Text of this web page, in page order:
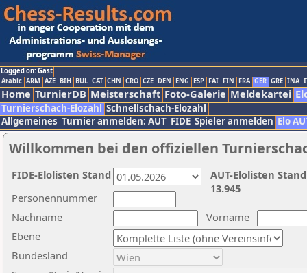
Logged on: Gast
Arabic ARM AZE BIH BUL CAT CHN CRO CZE DEN ENG ESP FAI FIN FRA GER GRE INA
Home TurnierDB Meisterschaft Foto-Galerie Meldekartei
Turnierschach-Elozahl Schnellschach-Elozahl
Allgemeines Turnier anmelden: AUT FIDE Spieler anmelden Elo
Willkommen bei den offiziellen
Nachname
Vorname
Ebene
Personennummer
Bundesland
AUT-Elolisten
13.945
FIDE-Elolisten Stand